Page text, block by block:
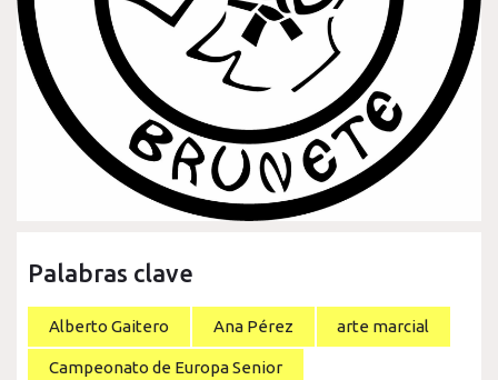
Palabras clave
Alberto Gaitero Ana Pérez arte marcial
Campeonato de Europa Senior